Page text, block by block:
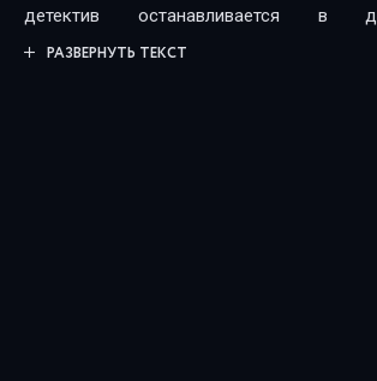
детектив останавливается в
расположенным высоко в горах,
РАЗВЕРНУТЬ ТЕКСТ